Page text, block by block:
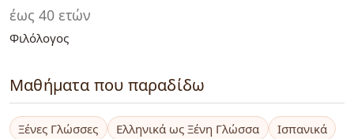
έως 40 ετών
Φιλόλογος
Μαθήματα που παραδίδω
Ξένες Γλώσσες Ελληνικά ως Ξένη Γλώσσα Ισπανικά